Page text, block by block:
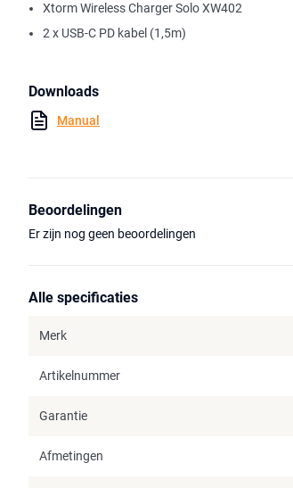
Xtorm Wireless Charger Solo XW402
2 x USB-C PD kabel (1,5m)
Downloads
Manual
Beoordelingen
Er zijn nog geen beoordelingen
Alle specificaties
Merk
Artikelnummer
Garantie
Afmetingen